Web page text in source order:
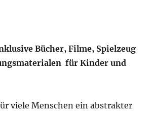
Bücher, Filme, Spielzeug
für Kinder und
viele Menschen ein abstrakter